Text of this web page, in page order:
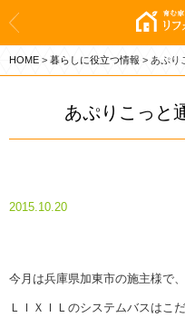
HOME > 暮らしに役立つ情報 > あぷり
あぷりこっと
2015.10.20
今月は兵庫県加東市の施主様で
ＬＩＸＩＬのシステムバスはこ